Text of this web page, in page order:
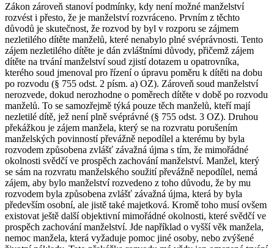
Zákon zároveň stanoví podmínky, kdy není možné manželství
rozvést i přesto, že je manželství rozvráceno. Prvním z těchto
důvodů je skutečnost, že rozvod by byl v rozporu se zájmem
nezletilého dítěte manželů, které nenabylo plné svéprávnosti. Tento
zájem nezletilého dítěte je dán zvláštními důvody, přičemž zájem
dítěte na trvání manželství soud zjistí dotazem u opatrovníka,
kterého soud jmenoval pro řízení o úpravu poměru k dítěti na dobu
po rozvodu (§ 755 odst. 2 písm. a) OZ). Zároveň soud manželství
nerozvede, dokud nerozhodne o poměrech dítěte v době po rozvodu
manželů. To se samozřejmě týká pouze těch manželů, kteří mají
nezletilé dítě, jež není plně svéprávné (§ 755 odst. 3 OZ). Druhou
překážkou je zájem manžela, který se na rozvratu porušením
manželských povinností převážně nepodílel a kterému by byla
rozvodem způsobena zvlášť závažná újma s tím, že mimořádné
okolnosti svědčí ve prospěch zachování manželství. Manžel, který
se sám na rozvratu manželského soužití převážně nepodílel, nemá
zájem, aby bylo manželství rozvedeno z toho důvodu, že by mu
rozvodem byla způsobena zvlášť závažná újma, která by byla
především osobní, ale jistě také majetková. Kromě toho musí ovšem
existovat ještě další objektivní mimořádné okolnosti, které svědčí ve
prospěch zachování manželství. Jde například o vyšší věk manžela,
nemoc manžela, která vyžaduje pomoc jiné osoby, nebo zvýšené